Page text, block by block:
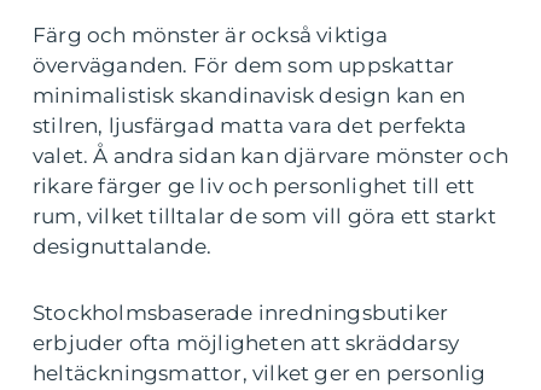
Färg och mönster är också viktiga
överväganden. För dem som uppskattar
minimalistisk skandinavisk design kan en
stilren, ljusfärgad matta vara det perfekta
valet. Å andra sidan kan djärvare mönster och
rikare färger ge liv och personlighet till ett
rum, vilket tilltalar de som vill göra ett starkt
designuttalande.
Stockholmsbaserade inredningsbutiker
erbjuder ofta möjligheten att skräddarsy
heltäckningsmattor, vilket ger en personlig